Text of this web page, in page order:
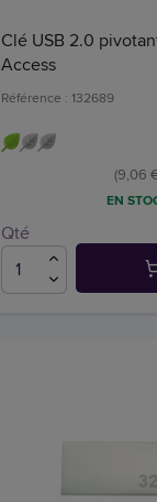
Clé USB 2.0
Access
Référence : 132689
(9,06
EN
Qté